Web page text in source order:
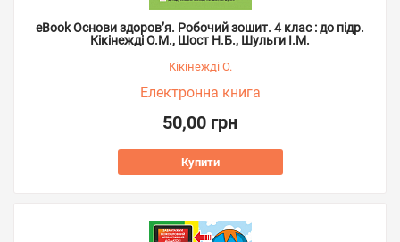
eBook Основи здоров’я. Робочий зошит. 4 клас : до підр.
Кікінежді О.М., Шост Н.Б., Шульги І.М.
Кікінежді О.
Електронна книга
50,00 грн
Купити